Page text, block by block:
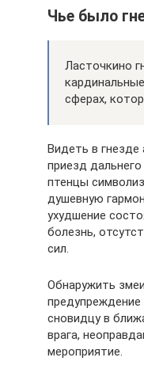
Чье было
Ласточкино
сферах,
Видеть в
приезд
птенцы
душевную
ухудшение
болезнь,
сил.
Обнаружить
предупреждение
сновидцу в
врага,
мероприятие.